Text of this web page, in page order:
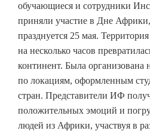
обучающиеся и сотрудники
приняли участие в Дне
празднуется 25 мая.
на несколько часов
континент. Была организована
по локациям, оформленным
стран. Представители ИФ
положительных эмоций и
людей из Африки, участвуя в